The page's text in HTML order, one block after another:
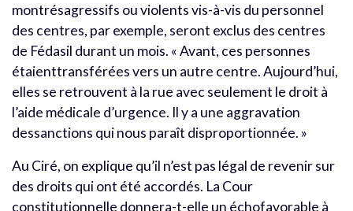
montrésagressifs ou violents vis-à-vis du personnel
des centres, par exemple, seront exclus des centres
de Fédasil durant un mois. « Avant, ces personnes
étaienttransférées vers un autre centre. Aujourd’hui,
elles se retrouvent à la rue avec seulement le droit à
l’aide médicale d’urgence. Il y a une aggravation
dessanctions qui nous paraît disproportionnée. »
Au Ciré, on explique qu’il n’est pas légal de revenir sur
des droits qui ont été accordés. La Cour
constitutionnelle donnera-t-elle un échofavorable à